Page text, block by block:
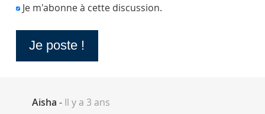
Je m'abonne à cette discussion.
Aisha - Il y a 3 ans